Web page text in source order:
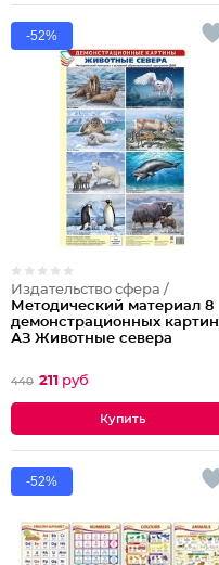
-52%
Издательство сфера /
Методический материал 8
демонстрационных картин
АЗ Животные севера
440 211 руб
-52%